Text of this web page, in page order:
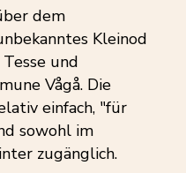
dem
Kleinod
und
Vågå. Die
einfach, "für
sowohl im
zugänglich.